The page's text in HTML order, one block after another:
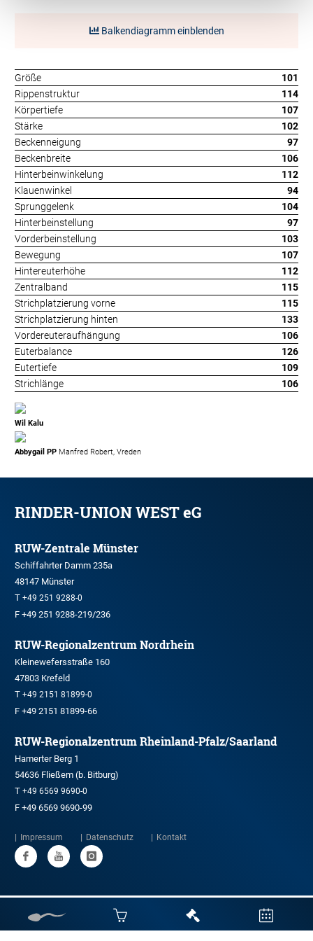
Balkendiagramm einblenden
Größe
101
Rippenstruktur
114
Körpertiefe
107
Stärke
102
Beckenneigung
97
Beckenbreite
106
Hinterbeinwinkelung
112
Klauenwinkel
94
Sprunggelenk
104
Hinterbeinstellung
97
Vorderbeinstellung
103
Bewegung
107
Hintereuterhöhe
112
Zentralband
115
Strichplatzierung vorne
115
Strichplatzierung hinten
133
Vordereuteraufhängung
106
Euterbalance
126
Eutertiefe
109
Strichlänge
106
Wil Kalu
Abbygail PP Manfred Robert, Vreden
RINDER-UNION WEST eG
RUW-Zentrale Münster
Schiffahrter Damm 235a
48147 Münster
T +49 251 9288-0
F +49 251 9288-219/236
RUW-Regionalzentrum Nordrhein
Kleinewefersstraße 160
47803 Krefeld
T +49 2151 81899-0
F +49 2151 81899-66
RUW-Regionalzentrum Rheinland-Pfalz/Saarland
Hamerter Berg 1
54636 Fließem (b. Bitburg)
T +49 6569 9690-0
F +49 6569 9690-99
Impressum Datenschutz Kontakt